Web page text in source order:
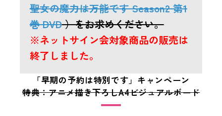
聖女の魔力は万能です Season2 第1
巻 DVD）をお求めください。
※ネットサイン会対象商品の販売は
終了しました。
「早期の予約は特別です」キャンペーン
特典：アニメ描き下ろしA4ビジュアルボード